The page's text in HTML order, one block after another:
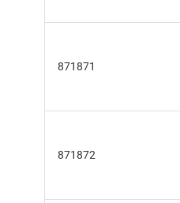
871871
871872